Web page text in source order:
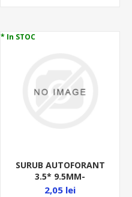
* In STOC
SURUB AUTOFORANT
3.5* 9.5MM-
10BUC/PUNGA -ZA
2,05 lei